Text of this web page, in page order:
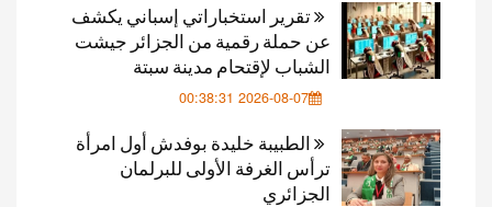
تقرير استخباراتي إسباني يكشف
عن حملة رقمية من الجزائر جيشت
الشباب لإقتحام مدينة سبتة
2026-08-07 00:38:31
الطبيبة خليدة بوفدش أول امرأة
ترأس الغرفة الأولى للبرلمان
الجزائري